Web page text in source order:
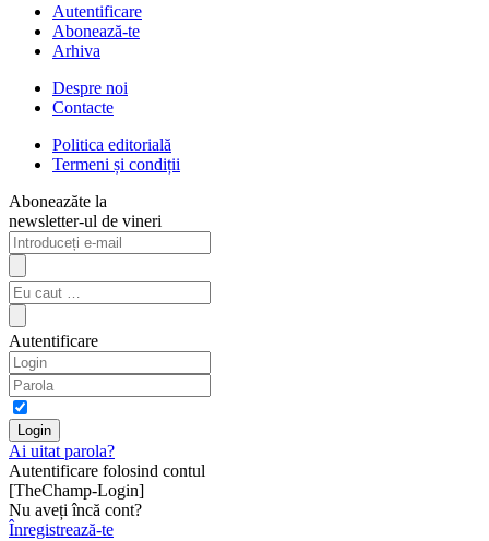
Autentificare
Abonează-te
Arhiva
Despre noi
Contacte
Politica editorială
Termeni și condiții
Aboneazăte la
newsletter-ul de vineri
Autentificare
Ai uitat parola?
Autentificare folosind contul
[TheChamp-Login]
Nu aveți încă cont?
Înregistrează-te